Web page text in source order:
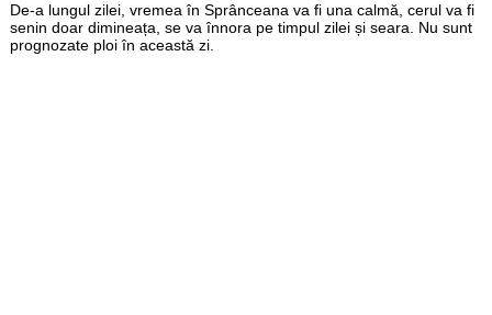
De-a lungul zilei, vremea în Sprânceana va fi una calmă, cerul va fi
senin doar dimineața, se va înnora pe timpul zilei și seara. Nu sunt
prognozate ploi în această zi.